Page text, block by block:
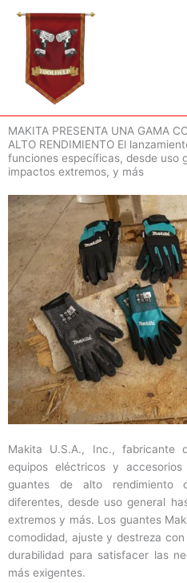
contenido
MAKITA PRESENTA UNA GAMA
ALTO RENDIMIENTO El
funciones específicas, desde uso
impactos extremos, y más
Makita U.S.A., Inc., fabricante
equipos eléctricos y
guantes de alto rendimiento
diferentes, desde uso general
extremos y más. Los guantes
comodidad, ajuste y destreza
durabilidad para satisfacer las
más exigentes.